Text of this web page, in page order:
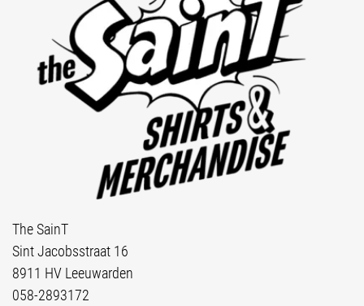
The SainT
Sint Jacobsstraat 16
8911 HV Leeuwarden
058-2893172